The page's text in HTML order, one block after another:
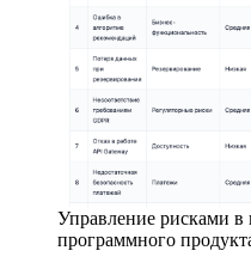
Управление рисками в
программного